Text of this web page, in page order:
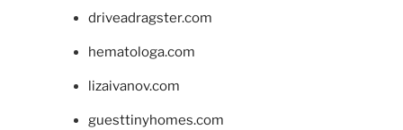
driveadragster.com
hematologa.com
lizaivanov.com
guesttinyhomes.com